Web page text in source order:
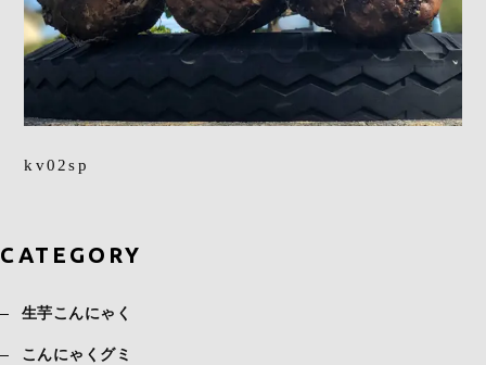
kv02sp
CATEGORY
生芋こんにゃく
こんにゃくグミ